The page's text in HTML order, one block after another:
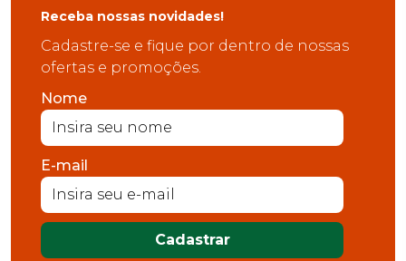
Receba nossas novidades!
Cadastre-se e fique por dentro de nossas
ofertas e promoções.
Nome
E-mail
Cadastrar